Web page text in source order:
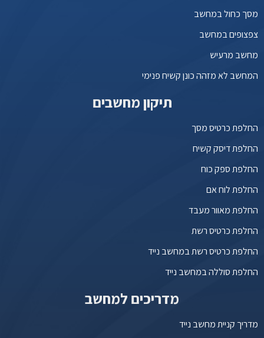
מסך כחול במחשב
צפצופים במחשב
מחשב מרעיש
המחשב לא מזהה כונן קשיח פנימי
תיקון מחשבים
החלפת כרטיס מסך
החלפת דיסק קשיח
החלפת ספק כוח
החלפת לוח אם
החלפת מאוור מעבד
החלפת כרטיס רשת
החלפת כרטיס רשת במחשב נייד
החלפת סוללה במחשב נייד
מדריכים למחשב
מדריך קניית מחשב נייד